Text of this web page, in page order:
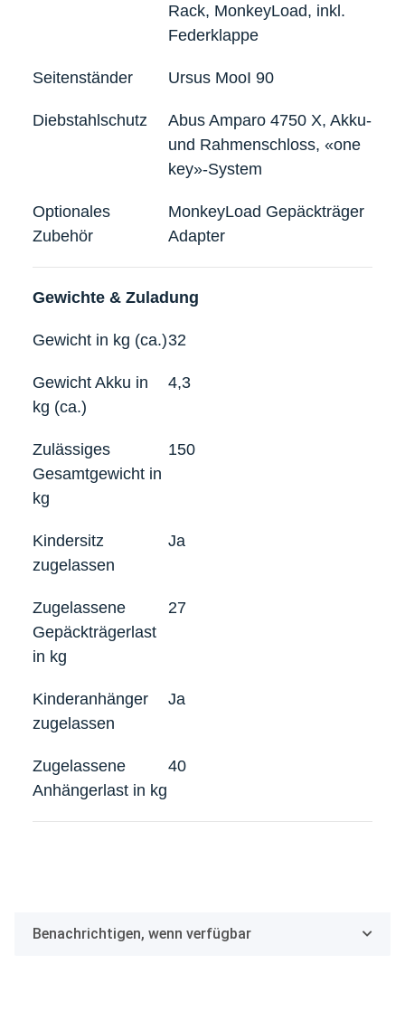
Rack, MonkeyLoad, inkl.
Federklappe
Seitenständer Ursus MooI 90
Diebstahlschutz
Abus Amparo 4750 X, Akku-
und Rahmenschloss, «one
key»-System
Optionales
Zubehör
MonkeyLoad Gepäckträger
Adapter
Gewichte & Zuladung
Gewicht in kg (ca.)32
Gewicht Akku in
kg (ca.)
4,3
Zulässiges
Gesamtgewicht in
kg
150
Kindersitz
zugelassen
Ja
Zugelassene
Gepäckträgerlast
in kg
27
Kinderanhänger
zugelassen
Ja
Zugelassene
Anhängerlast in kg
40
Benachrichtigen, wenn verfügbar